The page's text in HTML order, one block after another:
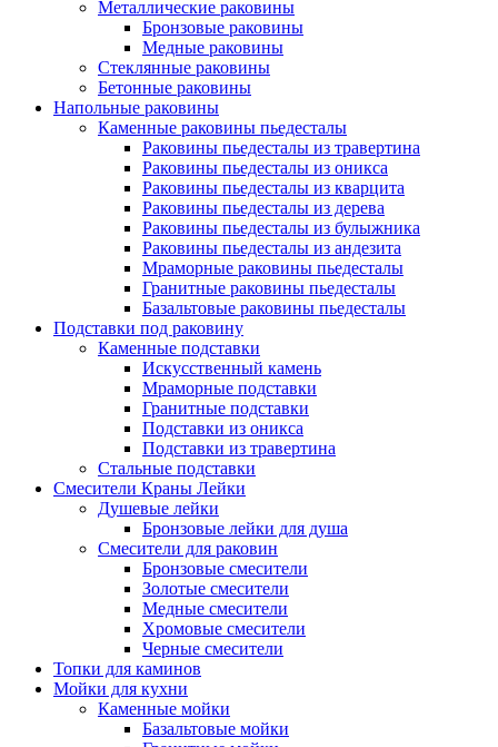
Металлические раковины
Бронзовые раковины
Медные раковины
Стеклянные раковины
Бетонные раковины
Напольные раковины
Каменные раковины пьедесталы
Раковины пьедесталы из травертина
Раковины пьедесталы из оникса
Раковины пьедесталы из кварцита
Раковины пьедесталы из дерева
Раковины пьедесталы из булыжника
Раковины пьедесталы из андезита
Мраморные раковины пьедесталы
Гранитные раковины пьедесталы
Базальтовые раковины пьедесталы
Подставки под раковину
Каменные подставки
Искусственный камень
Мраморные подставки
Гранитные подставки
Подставки из оникса
Подставки из травертина
Стальные подставки
Смесители Краны Лейки
Душевые лейки
Бронзовые лейки для душа
Смесители для раковин
Бронзовые смесители
Золотые смесители
Медные смесители
Хромовые смесители
Черные смесители
Топки для каминов
Мойки для кухни
Каменные мойки
Базальтовые мойки